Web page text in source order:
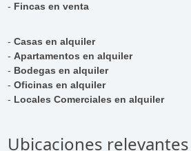
- Fincas en venta
-Casas en alquiler
-Apartamentos en alquiler
- Bodegas en alquiler
-Oficinas en alquiler
- Locales Comerciales en alquiler
Ubicaciones relevantes